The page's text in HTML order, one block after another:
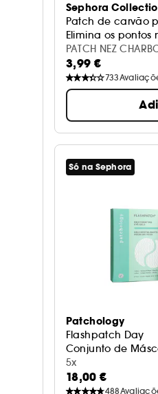
Sephora
Patch de carvão
Elimina os pontos
3,99 €
733
Só na Sephora
Patchology
Flashpatch Day
Conjunto de
5x
18,00 €
488